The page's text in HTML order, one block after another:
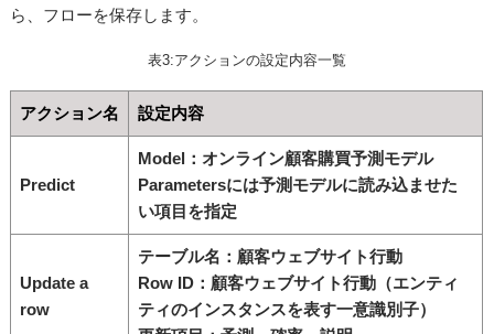
ら、フローを保存します。
表3:アクションの設定内容一覧
アクション名 設定内容
Predict
Model：オンライン顧客購買予測モデル
Parametersには予測モデルに読み込ませた
い項目を指定
Update a
row
テーブル名：顧客ウェブサイト行動
Row ID：顧客ウェブサイト行動（エンティ
ティのインスタンスを表す一意識別子）